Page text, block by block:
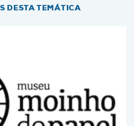
DESTA TEMÁTICA